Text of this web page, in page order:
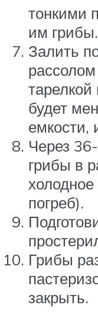
тонкими
им грибы.
Залить
будет
емкости,
Через
грибы в
погреб).
Грибы
закрыть.